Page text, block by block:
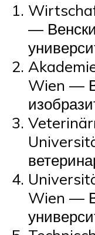
—
Wien —
Wien —